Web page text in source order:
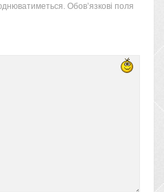
Обов’язкові поля